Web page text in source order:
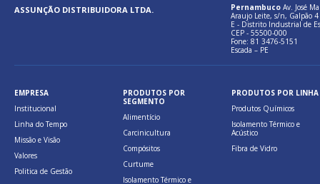
ASSUNÇÃO DISTRIBUIDORA LTDA. Pernambuco Av. José
Araujo Leite, s/n, Galpão 4
E - Distrito Industrial de
CEP - 55500-000
Fone: 81 3476-5151
Escada – PE
EMPRESA
Institucional
Linha do Tempo
Missão e Visão
Valores
Politica de Gestão
PRODUTOS POR
SEGMENTO
Alimentício
Carcinicultura
Compósitos
Curtume
Isolamento Térmico e
PRODUTOS POR LINHA
Produtos Químicos
Isolamento Térmico e
Acústico
Fibra de Vidro